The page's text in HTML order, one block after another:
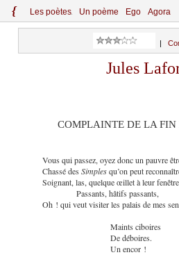
{ Les poètes Un poème Ego Agora
Jules
COMPLAINTE DE LA FIN
Vous qui passez, oyez donc un pauvre
Chassé des Simplesqu’on peut
Soignant, las, quelque œillet à leur
Passants, hâtifs passants,
Oh ! qui veut visiter les palais de mes
Maints ciboires
De déboires.
Un encor !